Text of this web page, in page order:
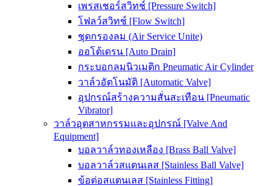
เพรสเชอร์สวิทช์ [Pressure Switch]
โฟลว์สวิทช์ [Flow Switch]
ชุดกรองลม (Air Service Unite)
ออโต้เดรน [Auto Drain]
กระบอกลมนิวเมติก Pneumatic Air Cylinder
วาล์วอัตโนมัติ [Automatic Valve]
อุปกรณ์สร้างความสั่นสะเทือน [Pneumatic
Vibrator]
วาล์วอุตสาหกรรมและอุปกรณ์ [Valve And
Equipment]
บอลวาล์วทองเหลือง [Brass Ball Valve]
บอลวาล์วสแตนเลส [Stainless Ball Valve]
ข้อต่อสแตนเลส [Stainless Fitting]